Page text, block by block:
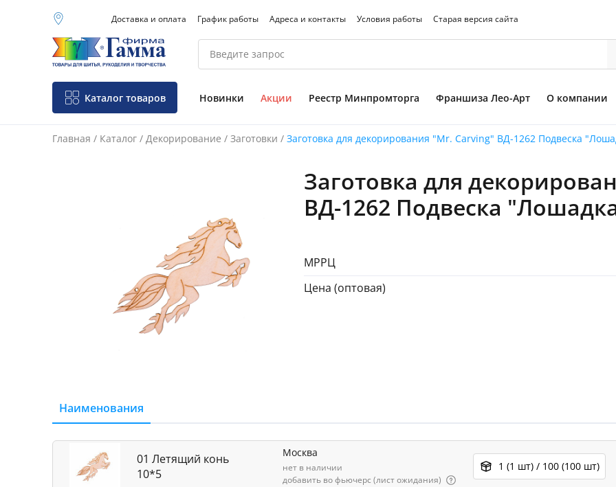
Москва (основной
склад)
Санкт-Петербург
Нижний Новгород
Доставка и оплата График работы Адреса и контакты Условия работы Старая версия сайта
Каталог товаров Новинки Акции Реестр Минпромторга Франшиза Лео-Арт О компании
Главная / Каталог / Декорирование / Заготовки / Заготовка для декорирования "Mr. Carving" ВД-1262 Подвеска
Фото товара
Заготовка для
ВД-1262 Подвеска
МРРЦ
Цена (оптовая)
Наименования
01 Летящий конь
10*5
Москва
нет в наличии
добавить во фьючерс (лист ожидания)
1 (1 шт) / 100 (100 шт)